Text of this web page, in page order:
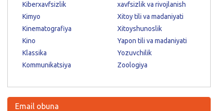
Kiberxavfsizlik
Kimyo
Kinematografiya
Kino
Klassika
Kommunikatsiya
xavfsizlik va rivojlanish
Xitoy tili va madaniyati
Xitoyshunoslik
Yapon tili va madaniyati
Yozuvchilik
Zoologiya
Email obuna